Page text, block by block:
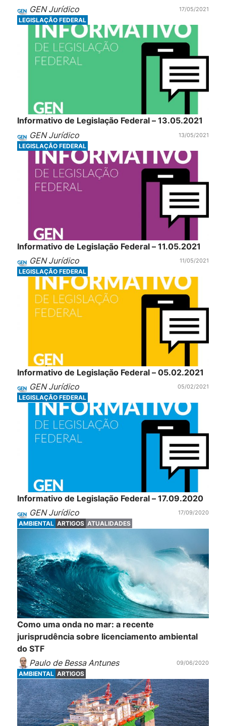
GEN Jurídico 17/05/2021
LEGISLAÇÃO FEDERAL
Informativo de Legislação Federal – 13.05.2021
GEN Jurídico
13/05/2021
LEGISLAÇÃO FEDERAL
Informativo de Legislação Federal – 11.05.2021
GEN Jurídico
11/05/2021
LEGISLAÇÃO FEDERAL
Informativo de Legislação Federal – 05.02.2021
GEN Jurídico
05/02/2021
LEGISLAÇÃO FEDERAL
Informativo de Legislação Federal – 17.09.2020
GEN Jurídico
17/09/2020
AMBIENTAL ARTIGOS ATUALIDADES
Como uma onda no mar: a recente
jurisprudência sobre licenciamento ambiental
do STF
Paulo de Bessa Antunes
09/06/2020
AMBIENTAL ARTIGOS